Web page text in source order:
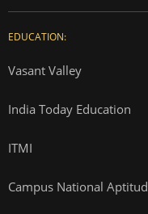
EDUCATION:
Vasant Valley
India Today Education
ITMI
Campus National